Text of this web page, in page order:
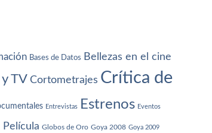
Bases de Datos Bellezas en el cine
TV Cortometrajes Crítica de
Entrevistas Estrenos Eventos
Película Globos de Oro Goya 2008 Goya 2009